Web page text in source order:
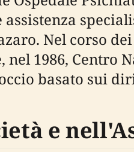
Nel corso
nel 1986,
basato sui
e